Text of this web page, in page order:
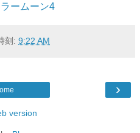
ームーン4
刻: 9:22 AM
›
version